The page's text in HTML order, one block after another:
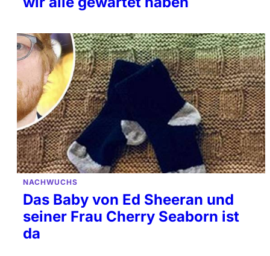
NACHWUCHS
Das Baby von Ed Sheeran und
seiner Frau Cherry Seaborn ist
da